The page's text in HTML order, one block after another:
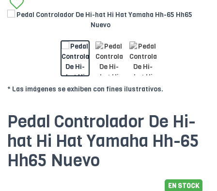
* Las imágenes se exhiben con fines ilustrativos.
Pedal Controlador De Hi-
hat Hi Hat Yamaha Hh-65
Hh65 Nuevo
EN STOCK